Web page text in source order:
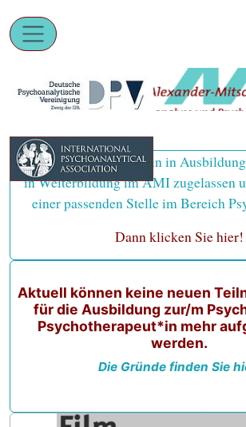
Sie sind als Psycholog*in in
in Weiterbildung im AMI zugelassen
einer passenden Stelle im Bereich
Dann klicken Sie hier!
Aktuell können keine neuen
für die Ausbildung zur/m
Psychotherapeut*in mehr
werden.
Die Gründe finden Sie